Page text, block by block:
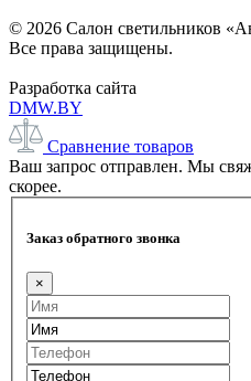
© 2026 Салон светильников
Все права защищены.
Разработка сайта
DMW.BY
Сравнение товаров
Ваш запрос отправлен. Мы
скорее.
Заказ обратного звонка
×